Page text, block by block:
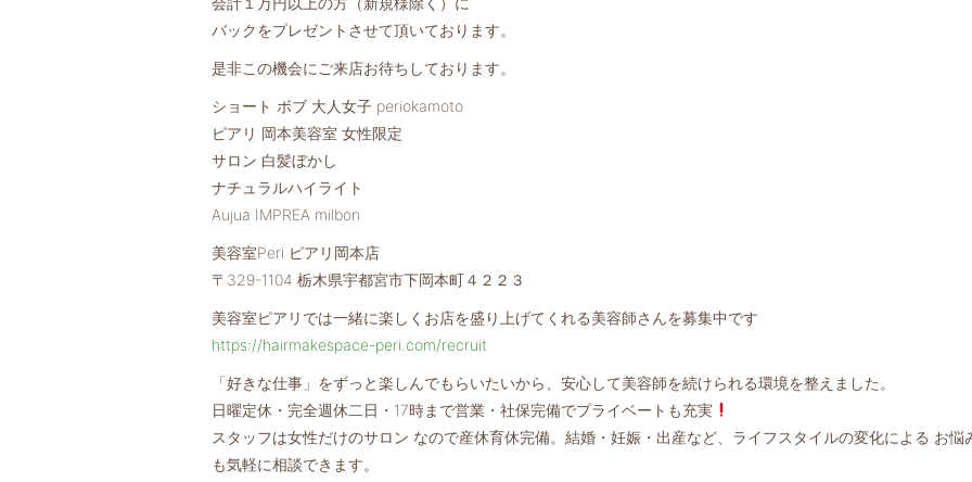
バックをプレゼントさせて頂いております。
是非この機会にご来店お待ちしております。
ショート ボブ 大人女子 periokamoto
ピアリ 岡本美容室 女性限定
サロン 白髪ぼかし
ナチュラルハイライト
Aujua IMPREA milbon
美容室Peri ピアリ岡本店
〒329-1104 栃木県宇都宮市下岡本町４２２３
美容室ピアリでは一緒に楽しくお店を盛り上げてくれる美容師さんを募集中です
https://hairmakespace-peri.com/recruit
「好きな仕事」をずっと楽しんでもらいたいから、安心して美容師を続けられる環境を整えました。
日曜定休・完全週休二日・17時まで営業・社保完備でプライベートも充実
スタッフは女性だけのサロン なので産休育休完備。結婚・妊娠・出産など、ライフスタイルの変化による お悩
も気軽に相談できます。